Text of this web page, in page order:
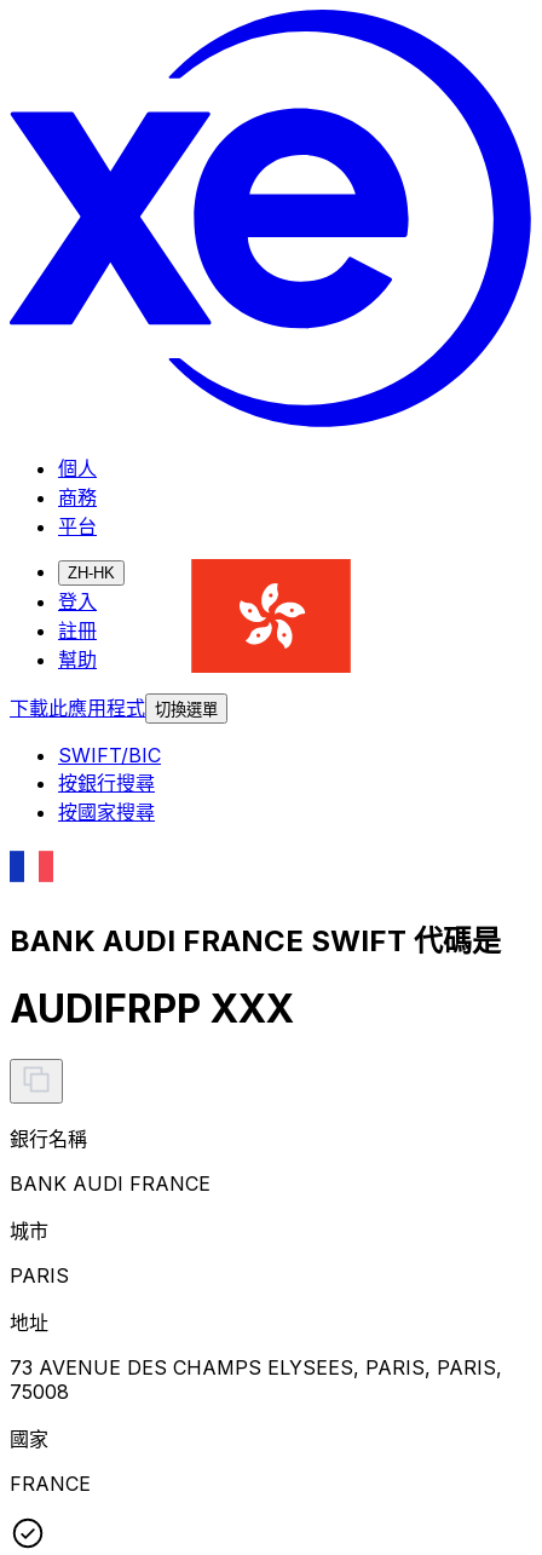
個人
商務
平台
ZH-HK
登入
註冊
幫助
下載此應用程式 切換選單
SWIFT/BIC
按銀行搜尋
按國家搜尋
BANK AUDI FRANCE SWIFT 代碼是
AUDIFRPP XXX
銀行名稱
BANK AUDI FRANCE
城市
PARIS
地址
73 AVENUE DES CHAMPS ELYSEES, PARIS, PARIS,
75008
國家
FRANCE